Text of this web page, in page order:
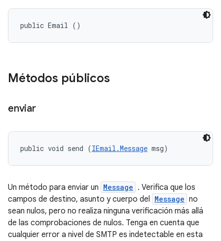
public Email ()
Métodos públicos
enviar
public void send (IEmail.Message msg)
Un método para enviar un Message . Verifica que los
campos de destino, asunto y cuerpo del Message no
sean nulos, pero no realiza ninguna verificación más allá
de las comprobaciones de nulos. Tenga en cuenta que
cualquier error a nivel de SMTP es indetectable en esta